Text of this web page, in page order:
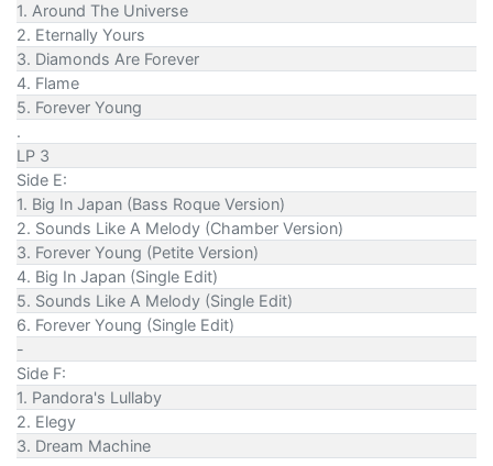
1. Around The Universe
2. Eternally Yours
3. Diamonds Are Forever
4. Flame
5. Forever Young
.
LP 3
Side E:
1. Big In Japan (Bass Roque Version)
2. Sounds Like A Melody (Chamber Version)
3. Forever Young (Petite Version)
4. Big In Japan (Single Edit)
5. Sounds Like A Melody (Single Edit)
6. Forever Young (Single Edit)
-
Side F:
1. Pandora's Lullaby
2. Elegy
3. Dream Machine